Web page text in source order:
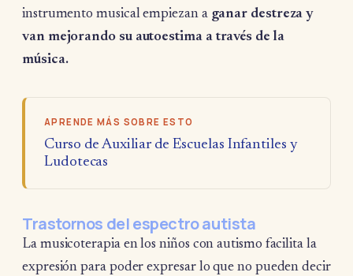
instrumento musical empiezan a ganar destreza y
van mejorando su autoestima a través de la
música.
APRENDE MÁS SOBRE ESTO
Curso de Auxiliar de Escuelas Infantiles y
Ludotecas
Trastornos del espectro autista
La musicoterapia en los niños con autismo facilita la
expresión para poder expresar lo que no pueden decir